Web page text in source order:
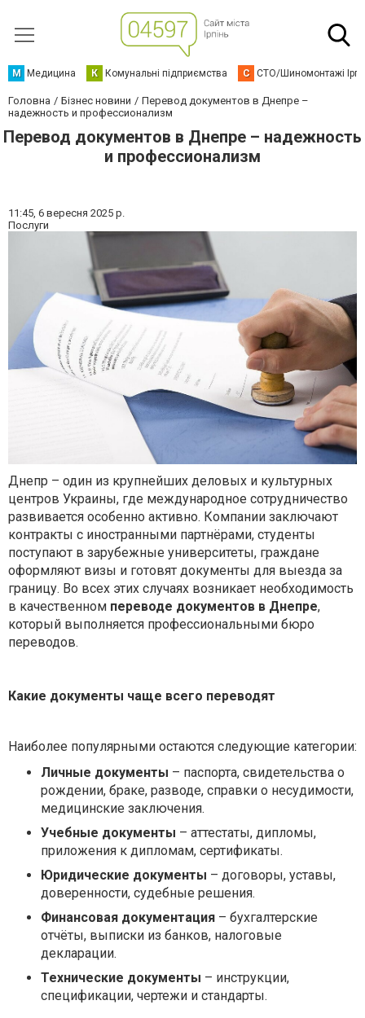
М Медицина К Комунальні підприємства С СТО/Шиномонтажі
Головна Бізнес новини
Перевод документов в Днепре –
надежность и профессионализм
Перевод документов в Днепре – надежность
и профессионализм
11:45, 6 вересня 2025 р.
Послуги
Днепр – один из крупнейших деловых и культурных
центров Украины, где международное сотрудничество
развивается особенно активно. Компании заключают
контракты с иностранными партнёрами, студенты
поступают в зарубежные университеты, граждане
оформляют визы и готовят документы для выезда за
границу. Во всех этих случаях возникает необходимость
в качественном переводе документов в Днепре,
который выполняется профессиональными бюро
переводов.
Какие документы чаще всего переводят
Наиболее популярными остаются следующие категории:
Личные документы – паспорта, свидетельства о
рождении, браке, разводе, справки о несудимости,
медицинские заключения.
Учебные документы – аттестаты, дипломы,
приложения к дипломам, сертификаты.
Юридические документы – договоры, уставы,
доверенности, судебные решения.
Финансовая документация – бухгалтерские
отчёты, выписки из банков, налоговые
декларации.
Технические документы – инструкции,
спецификации, чертежи и стандарты.